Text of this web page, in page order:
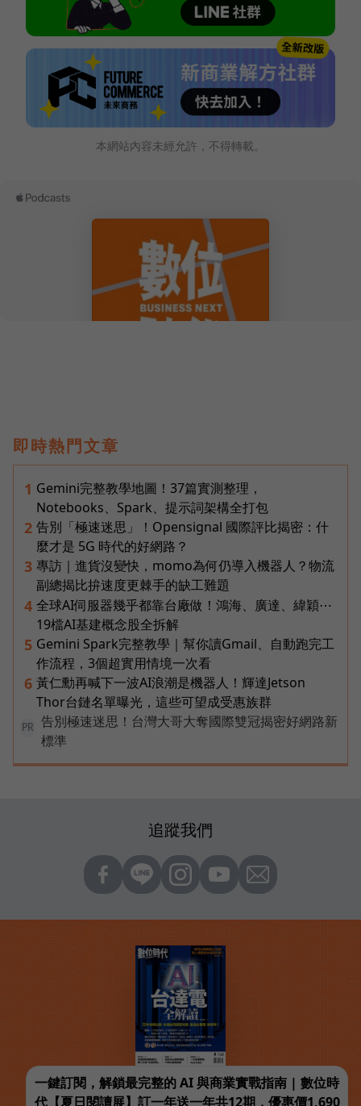
本網站內容未經允許，不得轉載。
即時熱門文章
1 Gemini完整教學地圖！37篇實測整理，
Notebooks、Spark、提示詞架構全打包
2 告別「極速迷思」！Opensignal 國際評比揭密：什
麼才是 5G 時代的好網路？
3 專訪｜進貨沒變快，momo為何仍導入機器人？物流
副總揭比拚速度更棘手的缺工難題
4 全球AI伺服器幾乎都靠台廠做！鴻海、廣達、緯穎⋯
19檔AI基建概念股全拆解
5 Gemini Spark完整教學｜幫你讀Gmail、自動跑完工
作流程，3個超實用情境一次看
6 黃仁勳再喊下一波AI浪潮是機器人！輝達Jetson
Thor台鏈名單曝光，這些可望成受惠族群
PR
告別極速迷思！台灣大哥大奪國際雙冠揭密好網路新
標準
追蹤我們
一鍵訂閱，解鎖最完整的 AI 與商業實戰指南 | 數位時
代【夏日閱讀展】訂一年送一年共12期，優惠價1,690